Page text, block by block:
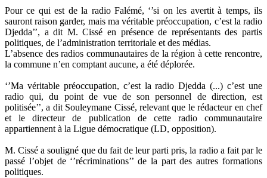
Pour ce qui est de la radio Falémé, ‘’si on les avertit à temps, ils
sauront raison garder, mais ma véritable préoccupation, c’est la radio
Djedda’’, a dit M. Cissé en présence de représentants des partis
politiques, de l’administration territoriale et des médias.
L’absence des radios communautaires de la région à cette rencontre,
la commune n’en comptant aucune, a été déplorée.
‘’Ma véritable préoccupation, c’est la radio Djedda (...) c’est une
radio qui, du point de vue de son personnel de direction, est
politisée’’, a dit Souleymane Cissé, relevant que le rédacteur en chef
et le directeur de publication de cette radio communautaire
appartiennent à la Ligue démocratique (LD, opposition).
M. Cissé a souligné que du fait de leur parti pris, la radio a fait par le
passé l’objet de ‘’récriminations’’ de la part des autres formations
politiques.